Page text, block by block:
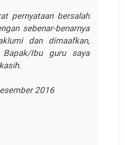
pernyataan bersalah
sebenar-benarnya
dan dimaafkan,
Ibu guru saya
2016